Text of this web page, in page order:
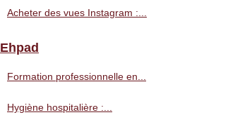
Acheter des vues Instagram :...
Ehpad
Formation professionnelle en...
Hygiène hospitalière :...